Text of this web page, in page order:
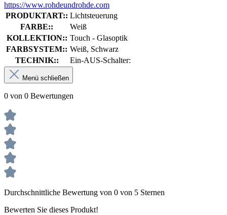
https://www.rohdeundrohde.com
PRODUKTART:: Lichtsteuerung
FARBE::
Weiß
KOLLEKTION:: Touch - Glasoptik
FARBSYSTEM:: Weiß, Schwarz
TECHNIK::
Ein-AUS-Schalter:
Menü schließen
0 von 0 Bewertungen
Durchschnittliche Bewertung von 0 von 5 Sternen
Bewerten Sie dieses Produkt!